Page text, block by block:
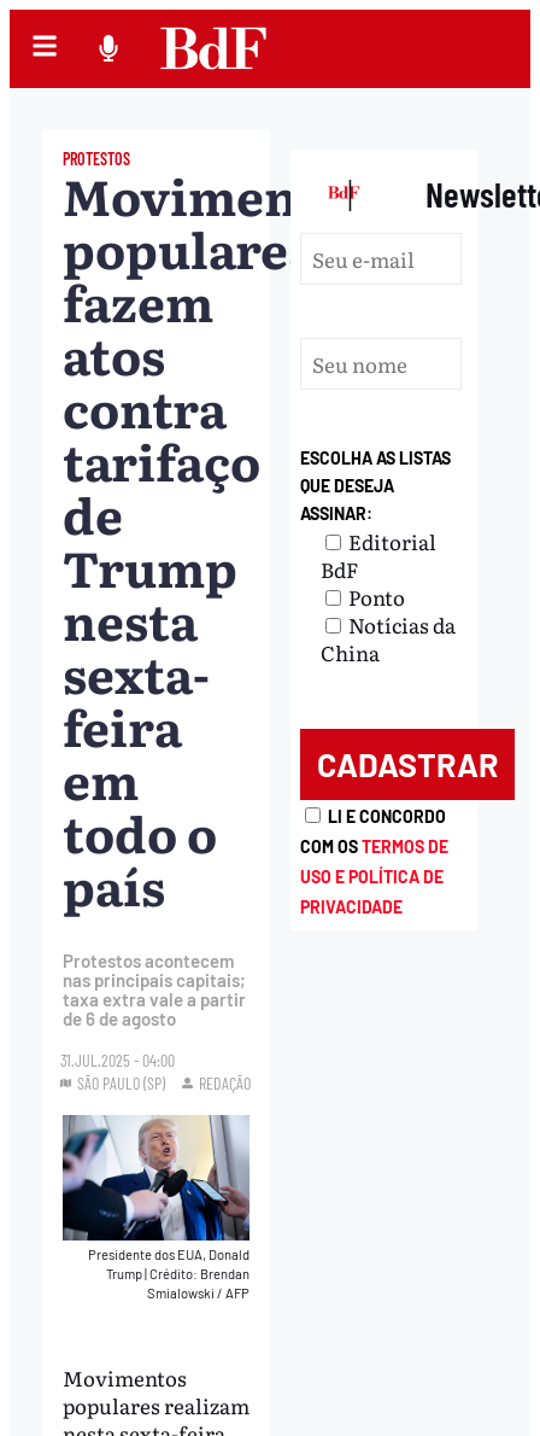
PROTESTOS
Movimentos
populares
fazem
atos
contra
tarifaço
de
Trump
nesta
sexta-
feira
em
todo o
país
Protestos acontecem
nas principais capitais;
taxa extra vale a partir
de 6 de agosto
31.JUL.2025 - 04:00
SÃO PAULO (SP)
REDAÇÃO
Presidente dos EUA, Donald
Trump|Crédito: Brendan
Smialowski / AFP
Movimentos
populares realizam
|
ESCOLHA AS LISTAS
QUE DESEJA
ASSINAR:
Editorial
BdF
Ponto
Notícias da
China
LI E CONCORDO
COM OSTERMOS DE
USO E POLÍTICA DE
PRIVACIDADE